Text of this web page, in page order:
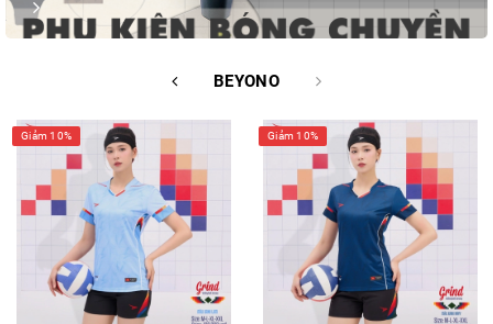
BEYONO
Giảm 10% Giảm 10%